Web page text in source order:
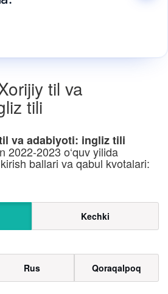
til va
tili
va adabiyoti: ingliz tili
2022-2023 o‘quv yilida
ballari va qabul kvotalari:
Kechki
Rus Qoraqalpoq